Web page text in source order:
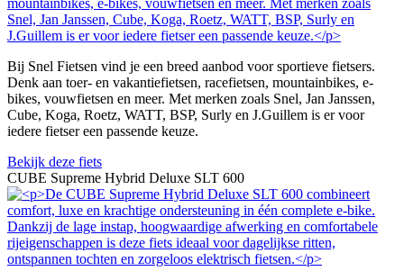
Bij Snel Fietsen vind je een breed aanbod voor sportieve fietsers.
Denk aan toer- en vakantiefietsen, racefietsen, mountainbikes, e-
bikes, vouwfietsen en meer. Met merken zoals Snel, Jan Janssen,
Cube, Koga, Roetz, WATT, BSP, Surly en J.Guillem is er voor
iedere fietser een passende keuze.
Bekijk deze fiets
CUBE Supreme Hybrid Deluxe SLT 600